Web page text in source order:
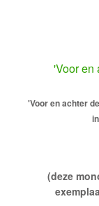
'Voor en
'Voor en achter
(deze